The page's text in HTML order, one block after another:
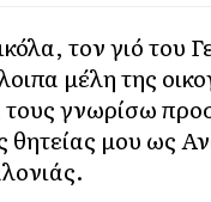
τον γιό του
μέλη της
τους γνωρίσω
θητείας μου ως